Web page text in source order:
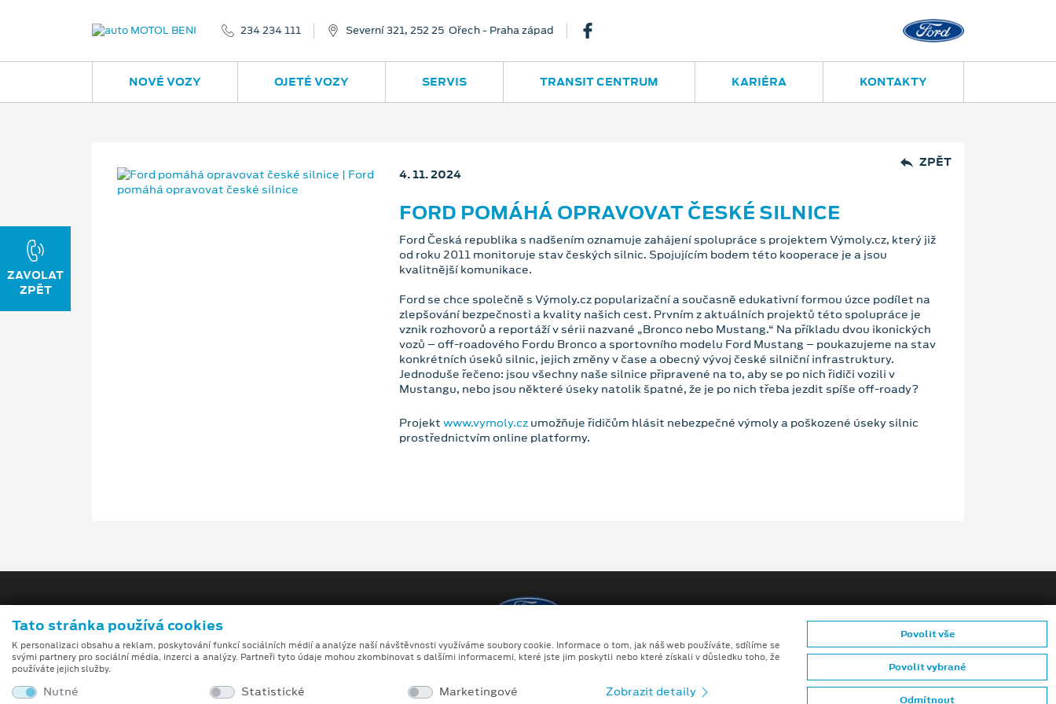
234 234 111 Severní 321, 252 25 Ořech - Praha západ
NOVÉ VOZY OJETÉ VOZY SERVIS TRANSIT CENTRUM KARIÉRA KONTAKTY
ZPĚT
4. 11. 2024
FORD POMÁHÁ OPRAVOVAT ČESKÉ SILNICE
Ford Česká republika s nadšením oznamuje zahájení spolupráce s projektem Výmoly.cz, který již
od roku 2011 monitoruje stav českých silnic. Spojujícím bodem této kooperace je a jsou
kvalitnější komunikace.
Ford se chce společně s Výmoly.cz popularizační a současně edukativní formou úzce podílet na
zlepšování bezpečnosti a kvality našich cest. Prvním z aktuálních projektů této spolupráce je
vznik rozhovorů a reportáží v sérii nazvané „Bronco nebo Mustang.“ Na příkladu dvou ikonických
vozů – off-roadového Fordu Bronco a sportovního modelu Ford Mustang – poukazujeme na stav
konkrétních úseků silnic, jejich změny v čase a obecný vývoj české silniční infrastruktury.
Jednoduše řečeno: jsou všechny naše silnice připravené na to, aby se po nich řidiči vozili v
Mustangu, nebo jsou některé úseky natolik špatné, že je po nich třeba jezdit spíše off-roady?
Projekt www.vymoly.czumožňuje řidičům hlásit nebezpečné výmoly a poškozené úseky silnic
prostřednictvím online platformy.
Copyright ©2026 auto MOTOL BENI a.s.
ZAVOLAT
ZPĚT
Tato stránka používá cookies
K personalizaci obsahu a reklam, poskytování funkcí sociálních médií a analýze naší návštěvnosti využíváme soubory cookie. Informace o tom, jak náš web používáte, sdílíme se
svými partnery pro sociální média, inzerci a analýzy. Partneři tyto údaje mohou zkombinovat s dalšími informacemi, které jste jim poskytli nebo které získali v důsledku toho, že
používáte jejich služby.
Nutné Statistické Marketingové Zobrazit detaily
Odmítnout
Povolit vybrané
Povolit vše